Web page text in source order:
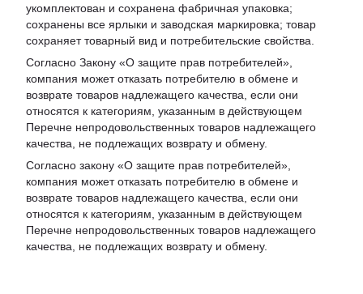
укомплектован и сохранена фабричная упаковка;
сохранены все ярлыки и заводская маркировка; товар
сохраняет товарный вид и потребительские свойства.
Согласно Закону «О защите прав потребителей»,
компания может отказать потребителю в обмене и
возврате товаров надлежащего качества, если они
относятся к категориям, указанным в действующем
Перечне непродовольственных товаров надлежащего
качества, не подлежащих возврату и обмену.
Согласно закону «О защите прав потребителей»,
компания может отказать потребителю в обмене и
возврате товаров надлежащего качества, если они
относятся к категориям, указанным в действующем
Перечне непродовольственных товаров надлежащего
качества, не подлежащих возврату и обмену.